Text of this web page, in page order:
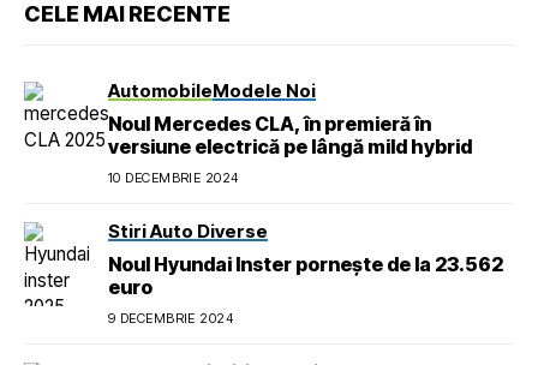
CELE MAI RECENTE
AutomobileModele Noi
Noul Mercedes CLA, în premieră în
versiune electrică pe lângă mild hybrid
10 DECEMBRIE 2024
Stiri Auto Diverse
Noul Hyundai Inster pornește de la 23.562
euro
9 DECEMBRIE 2024